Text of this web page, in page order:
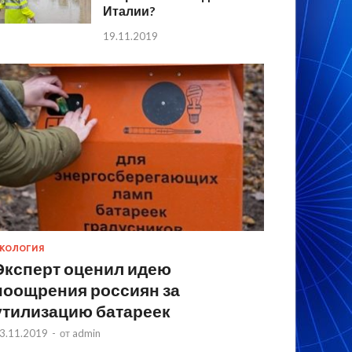
Италии?
19.11.2019
оценил идею
россиян за
батареек
- от admin